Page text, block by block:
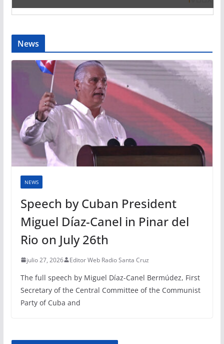
News
NEWS
Speech by Cuban President
Miguel Díaz-Canel in Pinar del
Rio on July 26th
julio 27, 2026 Editor Web Radio Santa Cruz
The full speech by Miguel Díaz-Canel Bermúdez, First
Secretary of the Central Committee of the Communist
Party of Cuba and